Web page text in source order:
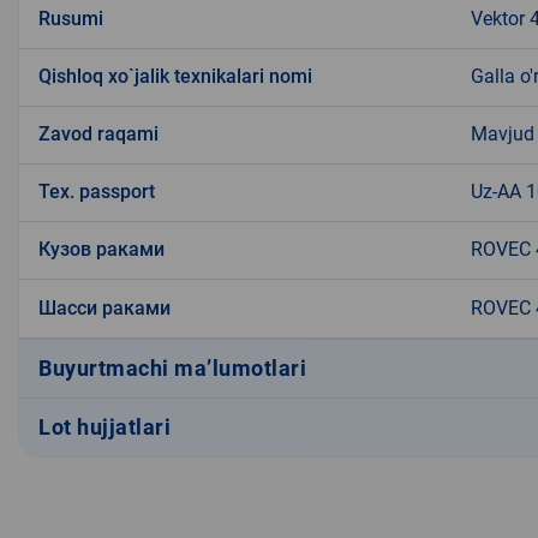
Rusumi Vektor
Qishloq xo`jalik texnikalari nomi Galla
Zavod raqami
Tex. passport Uz-AA
Кузов раками
Шасси раками
Buyurtmachi ma’lumotlari
Lot hujjatlari